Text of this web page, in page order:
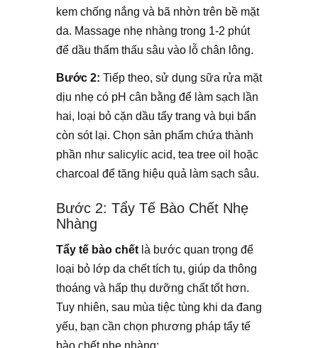
kem chống nắng và bã nhờn trên bề mặt
da. Massage nhẹ nhàng trong 1-2 phút
để dầu thẩm thấu sâu vào lỗ chân lông.
Bước 2: Tiếp theo, sử dụng sữa rửa mặt
dịu nhẹ có pH cân bằng để làm sạch lần
hai, loại bỏ cặn dầu tẩy trang và bụi bẩn
còn sót lại. Chọn sản phẩm chứa thành
phần như salicylic acid, tea tree oil hoặc
charcoal để tăng hiệu quả làm sạch sâu.
Bước 2: Tẩy Tế Bào Chết Nhẹ
Nhàng
Tẩy tế bào chết là bước quan trọng để
loại bỏ lớp da chết tích tụ, giúp da thông
thoáng và hấp thụ dưỡng chất tốt hơn.
Tuy nhiên, sau mùa tiệc tùng khi da đang
yếu, bạn cần chọn phương pháp tẩy tế